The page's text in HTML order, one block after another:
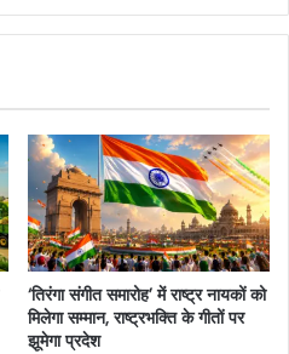
‘तिरंगा संगीत समारोह’ में राष्ट्र नायकों को
मिलेगा सम्मान, राष्ट्रभक्ति के गीतों पर
झूमेगा प्रदेश